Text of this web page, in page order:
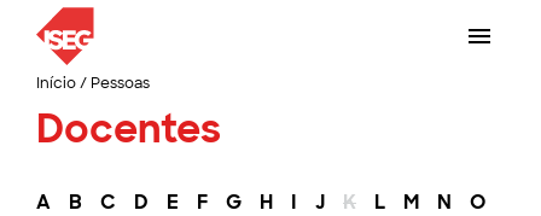
Início/ Pessoas
Docentes
A B C D E F G H I J K L M N O